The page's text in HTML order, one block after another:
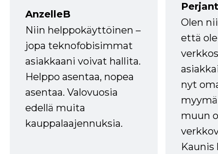
AnzelleB
Niin helppokäyttöinen –
jopa teknofobisimmat
asiakkaani voivat hallita.
Helppo asentaa, nopea
asentaa. Valovuosia
edellä muita
kauppalaajennuksia.
Olen
että
nyt
muun
Kaunis